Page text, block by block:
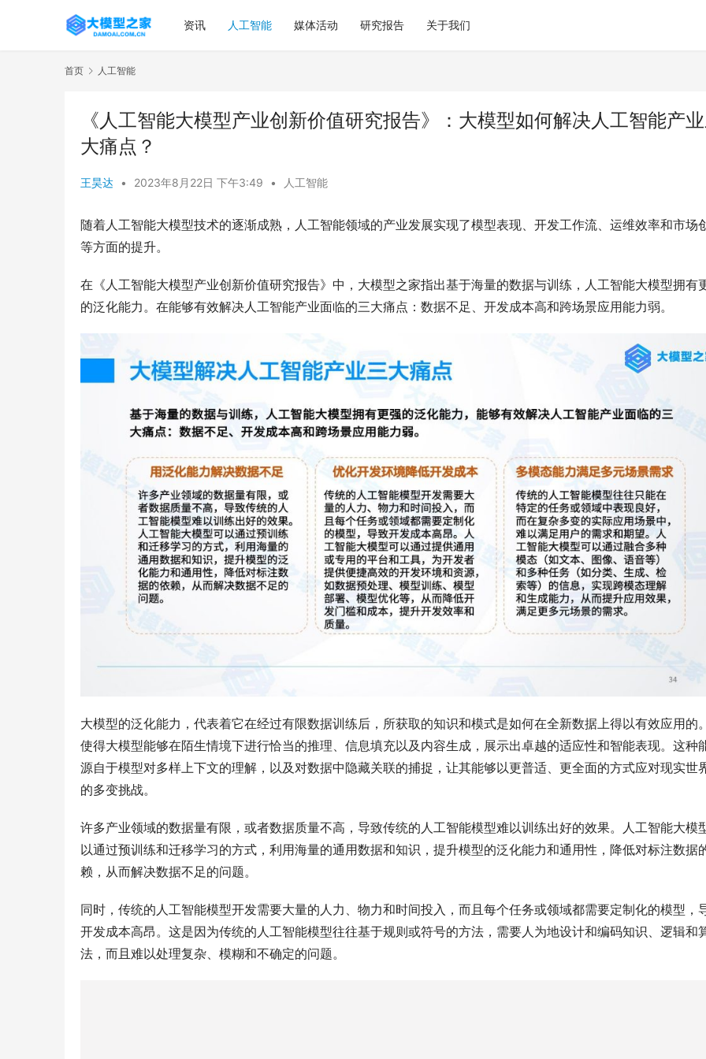
资讯 人工智能 媒体活动 研究报告 关于我们
首页 人工智能
《人工智能大模型产业创新价值研究报告》：大模型如何解决人工智能产
大痛点？
王昊达 • 2023年8月22日 下午3:49 • 人工智能
随着人工智能大模型技术的逐渐成熟，人工智能领域的产业发展实现了模型表现、开发工作流、运维效率和市场
等方面的提升。
在《人工智能大模型产业创新价值研究报告》中，大模型之家指出基于海量的数据与训练，人工智能大模型拥有
的泛化能力。在能够有效解决人工智能产业面临的三大痛点：数据不足、开发成本高和跨场景应用能力弱。
大模型的泛化能力，代表着它在经过有限数据训练后，所获取的知识和模式是如何在全新数据上得以有效应用的
使得大模型能够在陌生情境下进行恰当的推理、信息填充以及内容生成，展示出卓越的适应性和智能表现。这种
源自于模型对多样上下文的理解，以及对数据中隐藏关联的捕捉，让其能够以更普适、更全面的方式应对现实世
的多变挑战。
许多产业领域的数据量有限，或者数据质量不高，导致传统的人工智能模型难以训练出好的效果。人工智能大模
以通过预训练和迁移学习的方式，利用海量的通用数据和知识，提升模型的泛化能力和通用性，降低对标注数据
赖，从而解决数据不足的问题。
同时，传统的人工智能模型开发需要大量的人力、物力和时间投入，而且每个任务或领域都需要定制化的模型，
开发成本高昂。这是因为传统的人工智能模型往往基于规则或符号的方法，需要人为地设计和编码知识、逻辑和
法，而且难以处理复杂、模糊和不确定的问题。